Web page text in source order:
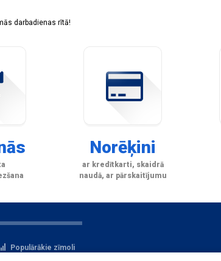
darbadienas rītā!
Norēķini
ar kredītkarti, skaidrā
naudā, ar pārskaitījumu
Populārākie zīmoli